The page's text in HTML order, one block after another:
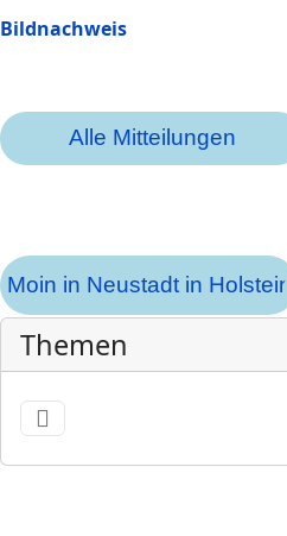
Bildnachweis
Alle Mitteilungen
Moin in Neustadt in Holstein
Themen